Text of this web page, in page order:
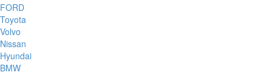
FORD
Toyota
Volvo
Nissan
Hyundai
BMW